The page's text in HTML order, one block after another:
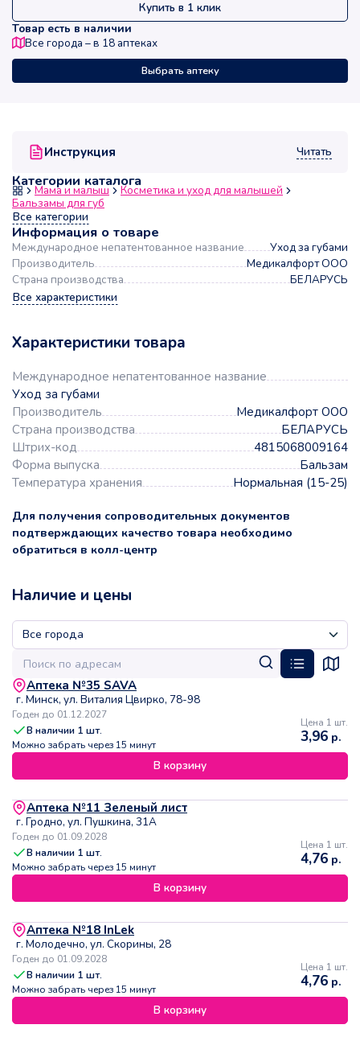
Инструкция Читать
Категории каталога
Мама и малыш
Косметика и уход для малышей
Бальзамы для губ
Все категории
Информация о товаре
Международное непатентованное название
Уход за губами
Производитель
Медикалфорт ООО
Страна производства
БЕЛАРУСЬ
Все характеристики
Характеристики товара
Международное непатентованное название
Уход за губами
Производитель
Медикалфорт ООО
Страна производства
БЕЛАРУСЬ
Штрих-код
4815068009164
Форма выпуска
Бальзам
Температура хранения
Нормальная (15-25)
Для получения сопроводительных документов
подтверждающих качество товара необходимо
обратиться в колл-центр
Купить в 1 клик
Товар есть в наличии
Все города – в 18 аптеках
Выбрать аптеку
Наличие и цены
Аптека №35 SAVA
г. Минск, ул. Виталия Цвирко, 78-98
Годен до 01.12.2027
В наличии 1 шт.
Можно забрать через 15 минут
Цена 1 шт.
3,96 р.
В корзину
Аптека №11 Зеленый лист
г. Гродно, ул. Пушкина, 31А
Годен до 01.09.2028
В наличии 1 шт.
Можно забрать через 15 минут
Цена 1 шт.
4,76 р.
В корзину
Аптека №18 InLek
г. Молодечно, ул. Скорины, 28
Годен до 01.09.2028
В наличии 1 шт.
Можно забрать через 15 минут
Цена 1 шт.
4,76 р.
В корзину